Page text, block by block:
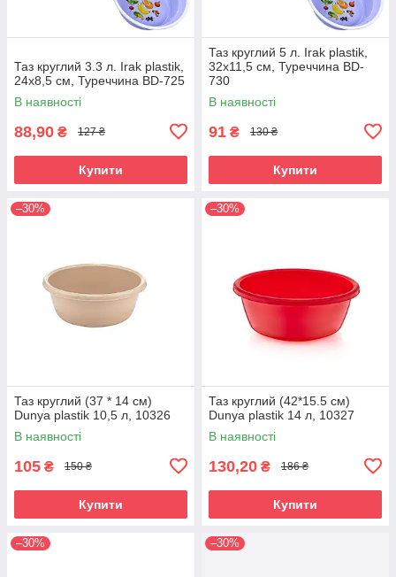
Таз круглий 3.3 л. Irak plastik,
24x8,5 см, Туреччина BD-725
В наявності
88,90 ₴ 127 ₴
Купити
Таз круглий 5 л. Irak plastik,
32x11,5 см, Туреччина BD-
730
В наявності
91 ₴ 130 ₴
Купити
–30%
Таз круглий (37 * 14 см)
Dunya plastik 10,5 л, 10326
В наявності
105 ₴ 150 ₴
Купити
–30%
Таз круглий (42*15.5 см)
Dunya plastik 14 л, 10327
В наявності
130,20 ₴ 186 ₴
Купити
–30% –30%